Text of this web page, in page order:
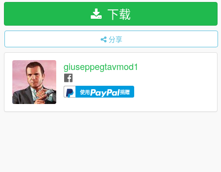
下载
分享
giuseppegtavmod1
使用 捐赠